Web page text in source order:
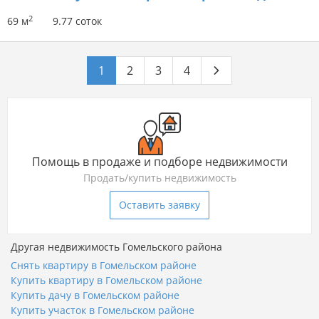
69 м2 9.77 соток
1 2 3 4
Помощь в продаже и подборе недвижимости
Продать/купить недвижимость
Оставить заявку
Другая недвижимость Гомельского района
Снять квартиру в Гомельском районе
Купить квартиру в Гомельском районе
Купить дачу в Гомельском районе
Купить участок в Гомельском районе